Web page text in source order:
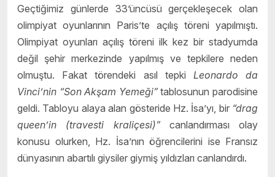
Geçtiğimiz günlerde 33’üncüsü gerçekleşecek olan
olimpiyat oyunlarının Paris’te açılış töreni yapılmıştı.
Olimpiyat oyunları açılış töreni ilk kez bir stadyumda
değil şehir merkezinde yapılmış ve tepkilere neden
olmuştu. Fakat törendeki asıl tepki Leonardo da
Vinci’nin “Son Akşam Yemeği”tablosunun parodisine
geldi. Tabloyu alaya alan gösteride Hz. İsa’yı, bir “drag
queen’in
(travesti kraliçesi)”canlandırması olay
konusu olurken, Hz. İsa’nın öğrencilerini ise Fransız
dünyasının abartılı giysiler giymiş yıldızları canlandırdı.